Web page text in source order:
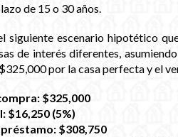
de 15 o 30 años.
siguiente escenario hipotético
de interés diferentes,
por la casa perfecta y el
$325,000
$16,250 (5%)
$308,750